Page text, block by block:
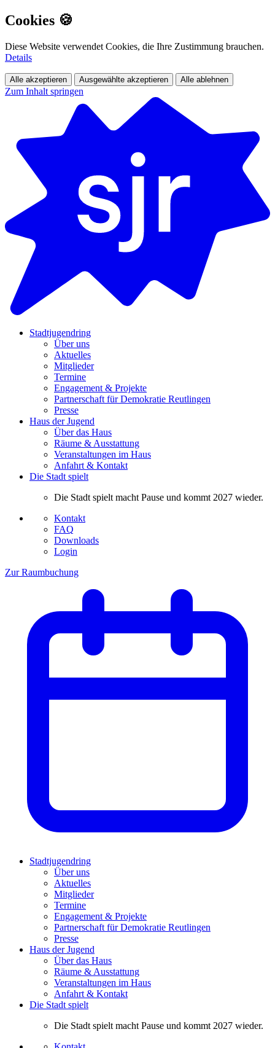
Cookies 🍪
Diese Website verwendet Cookies, die Ihre Zustimmung brauchen.
Details
Alle akzeptieren Ausgewählte akzeptieren Alle ablehnen
Zum Inhalt springen
Stadtjugendring
Über uns
Aktuelles
Mitglieder
Termine
Engagement & Projekte
Partnerschaft für Demokratie Reutlingen
Presse
Haus der Jugend
Über das Haus
Räume & Ausstattung
Veranstaltungen im Haus
Anfahrt & Kontakt
Die Stadt spielt
Die Stadt spielt macht Pause und kommt 2027 wieder.
Kontakt
FAQ
Downloads
Login
Zur Raumbuchung
Stadtjugendring
Über uns
Aktuelles
Mitglieder
Termine
Engagement & Projekte
Partnerschaft für Demokratie Reutlingen
Presse
Haus der Jugend
Über das Haus
Räume & Ausstattung
Veranstaltungen im Haus
Anfahrt & Kontakt
Die Stadt spielt
Die Stadt spielt macht Pause und kommt 2027 wieder.